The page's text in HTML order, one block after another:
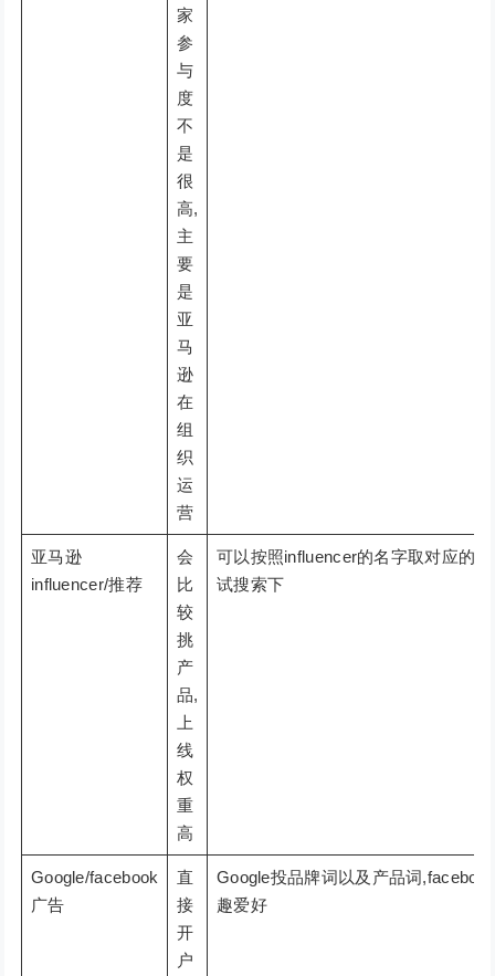
家
参
与
度
不
是
很
高,
主
要
是
亚
马
逊
在
组
织
运
营
亚马逊
influencer/推荐
会
比
较
挑
产
品,
上
线
权
重
高
可以按照influencer的名字取对应的
试搜索下
Google/facebook
广告
直
接
开
户
Google投品牌词以及产品词
趣爱好